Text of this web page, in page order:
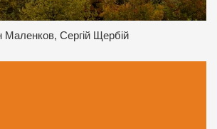
Маленков, Сергій Щербій